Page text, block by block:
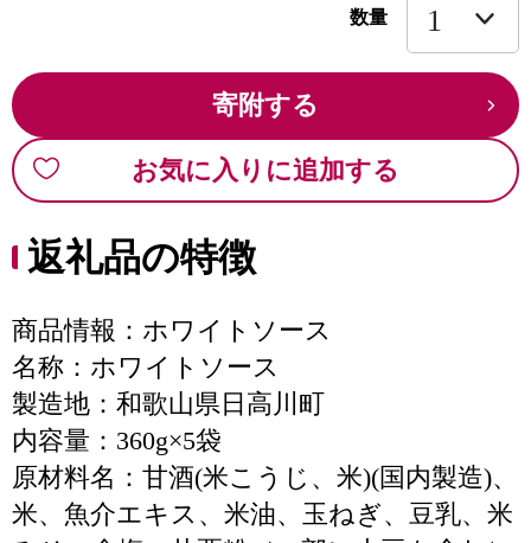
数量
寄附する
お気に入りに追加する
返礼品の特徴
商品情報：ホワイトソース
名称：ホワイトソース
製造地：和歌山県日高川町
内容量：360g×5袋
原材料名：甘酒(米こうじ、米)(国内製造)、
米、魚介エキス、米油、玉ねぎ、豆乳、米